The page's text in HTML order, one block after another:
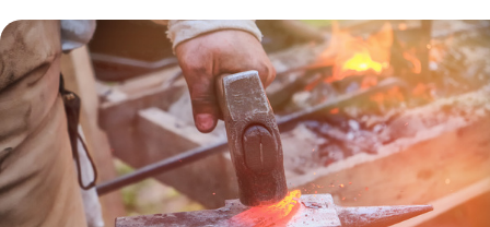
Sök kurser och evenemang
Om SV
Starta studiecirkel
Cirkelledare